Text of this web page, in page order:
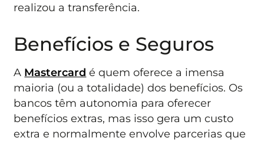
realizou a transferência.
Benefícios e Seguros
A Mastercard é quem oferece a imensa
maioria (ou a totalidade) dos benefícios. Os
bancos têm autonomia para oferecer
benefícios extras, mas isso gera um custo
extra e normalmente envolve parcerias que